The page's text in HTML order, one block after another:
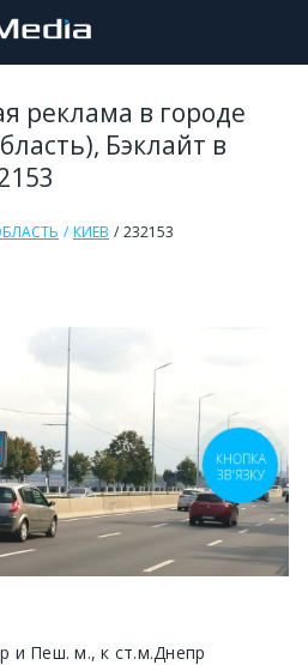
реклама в городе
Бэклайт в
КИЕВ 232153
и Пеш. м., к ст.м.Днепр
КНОПКА
ЗВ'ЯЗКУ